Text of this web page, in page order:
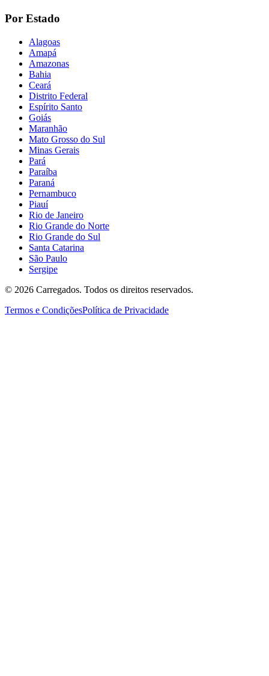
Por Estado
Alagoas
Amapá
Amazonas
Bahia
Ceará
Distrito Federal
Espírito Santo
Goiás
Maranhão
Mato Grosso do Sul
Minas Gerais
Pará
Paraíba
Paraná
Pernambuco
Piauí
Rio de Janeiro
Rio Grande do Norte
Rio Grande do Sul
Santa Catarina
São Paulo
Sergipe
© 2026 Carregados. Todos os direitos reservados.
Termos e CondiçõesPolítica de Privacidade